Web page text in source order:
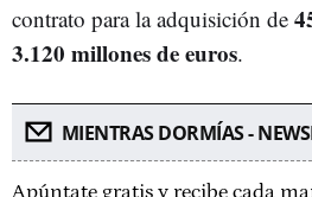
contrato para la adquisición de
3.120 millones de euros.
MIENTRAS DORMÍAS -
Apúntate gratis y recibe cada